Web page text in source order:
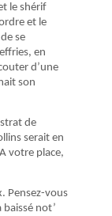
le shérif
et le
se
en
d’une
son
de
serait en
votre place,
Pensez-vous
baissé not’